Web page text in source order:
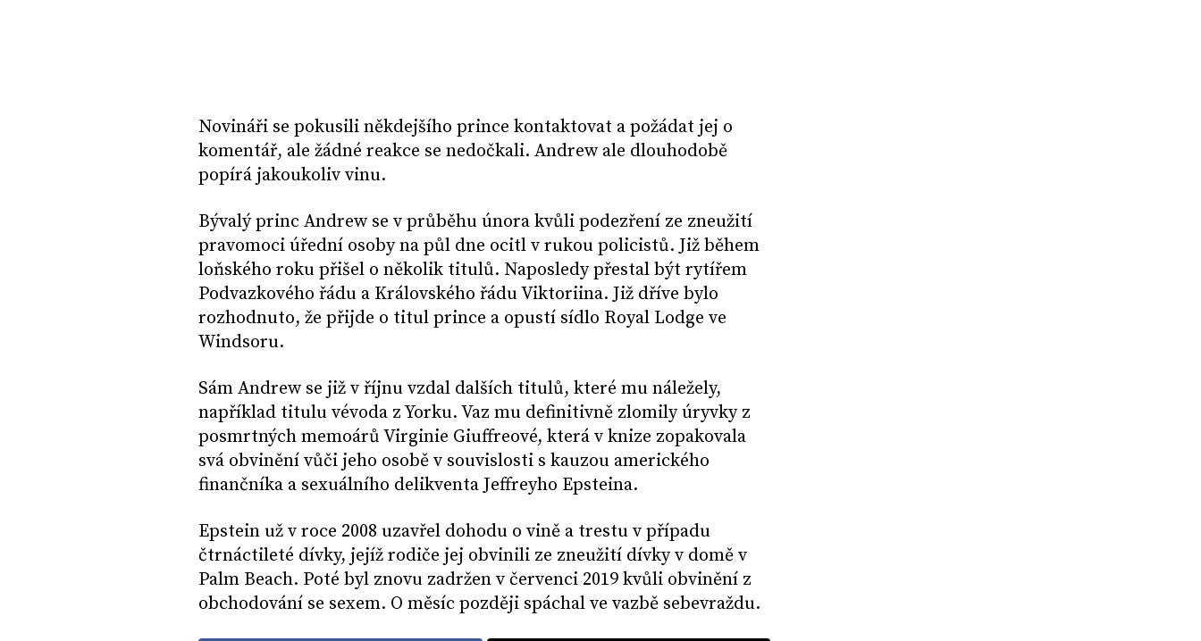
Novináři se pokusili někdejšího prince kontaktovat a požádat jej o
komentář, ale žádné reakce se nedočkali. Andrew ale dlouhodobě
popírá jakoukoliv vinu.
Bývalý princ Andrew se v průběhu února kvůli podezření ze zneužití
pravomoci úřední osoby na půl dne ocitl v rukou policistů. Již během
loňského roku přišel o několik titulů. Naposledy přestal být rytířem
Podvazkového řádu a Královského řádu Viktoriina. Již dříve bylo
rozhodnuto, že přijde o titul prince a opustí sídlo Royal Lodge ve
Windsoru.
Sám Andrew se již v říjnu vzdal dalších titulů, které mu náležely,
například titulu vévoda z Yorku. Vaz mu definitivně zlomily úryvky z
posmrtných memoárů Virginie Giuffreové, která v knize zopakovala
svá obvinění vůči jeho osobě v souvislosti s kauzou amerického
finančníka a sexuálního delikventa Jeffreyho Epsteina.
Epstein už v roce 2008 uzavřel dohodu o vině a trestu v případu
čtrnáctileté dívky, jejíž rodiče jej obvinili ze zneužití dívky v domě v
Palm Beach. Poté byl znovu zadržen v červenci 2019 kvůli obvinění z
obchodování se sexem. O měsíc později spáchal ve vazbě sebevraždu.